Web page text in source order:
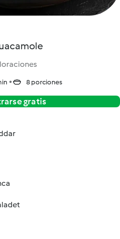
8 porciones
gratis